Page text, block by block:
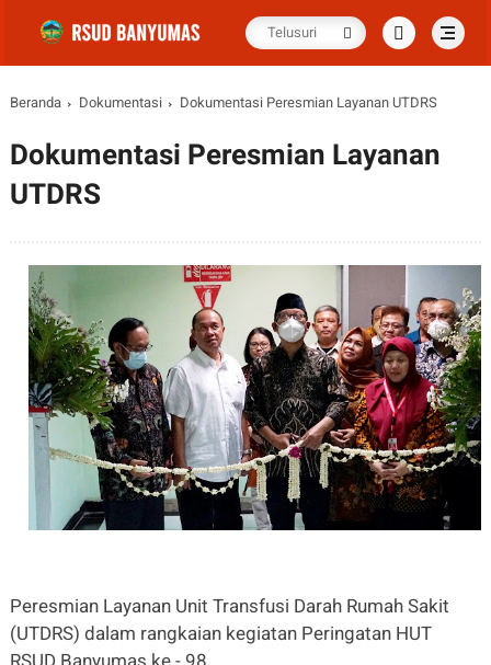
Beranda Dokumentasi Dokumentasi Peresmian Layanan UTDRS
Dokumentasi Peresmian Layanan
UTDRS
Peresmian Layanan Unit Transfusi Darah Rumah Sakit
(UTDRS) dalam rangkaian kegiatan Peringatan HUT